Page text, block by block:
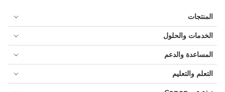
المنتجات
الخدمات والحلول
المساعدة والدعم
التعلم والتعليم